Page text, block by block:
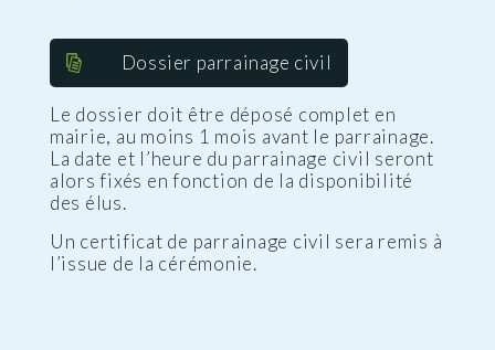
Dossier parrainage civil
Le dossier doit être déposé complet en
mairie, au moins 1 mois avant le parrainage.
La date et l’heure du parrainage civil seront
alors fixés en fonction de la disponibilité
des élus.
Un certificat de parrainage civil sera remis à
l’issue de la cérémonie.